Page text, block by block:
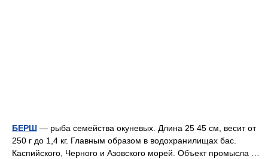
БЕРШ — рыба семейства окуневых. Длина 25 45 см, весит от
250 г до 1,4 кг. Главным образом в водохранилищах бас.
Каспийского, Черного и Азовского морей. Объект промысла …